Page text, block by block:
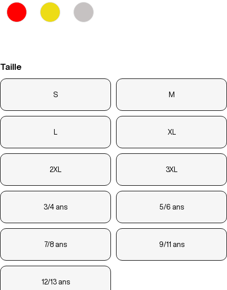
Taille
S M
XL
2XL 3XL
3/4 ans 5/6 ans
7/8 ans 9/11 ans
12/13 ans